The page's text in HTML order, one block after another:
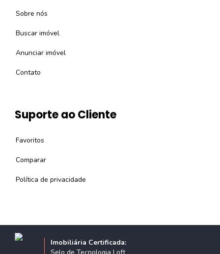
Sobre nós
Buscar imóvel
Anunciar imóvel
Contato
Suporte ao Cliente
Favoritos
Comparar
Política de privacidade
Imobiliária Certificada: